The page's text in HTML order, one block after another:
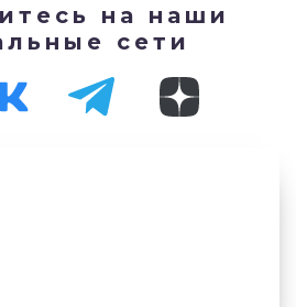
на наши
сети